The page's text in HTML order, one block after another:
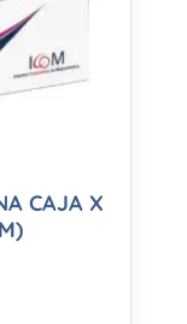
CAJA X